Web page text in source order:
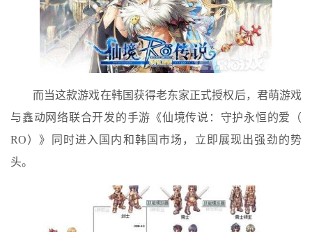
而当这款游戏在韩国获得老东家正式授权后，君萌游戏
与鑫动网络联合开发的手游《仙境传说：守护永恒的爱（
RO）》同时进入国内和韩国市场，立即展现出强劲的势
头。